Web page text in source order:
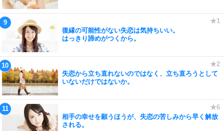
復縁の可能性がない失恋は気持ちいい。
はっきり諦めがつくから。
失恋から立ち直れないのではなく、立ち直ろうとして
いないだけではないか。
相手の幸せを願うほうが、失恋の苦しみから早く解放
される。